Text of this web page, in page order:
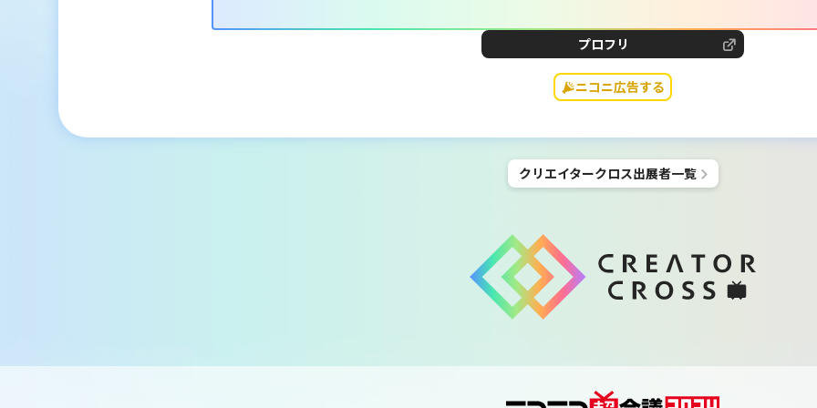
プロフリ
ニコニ広告する
クリエイタークロス出展者一覧